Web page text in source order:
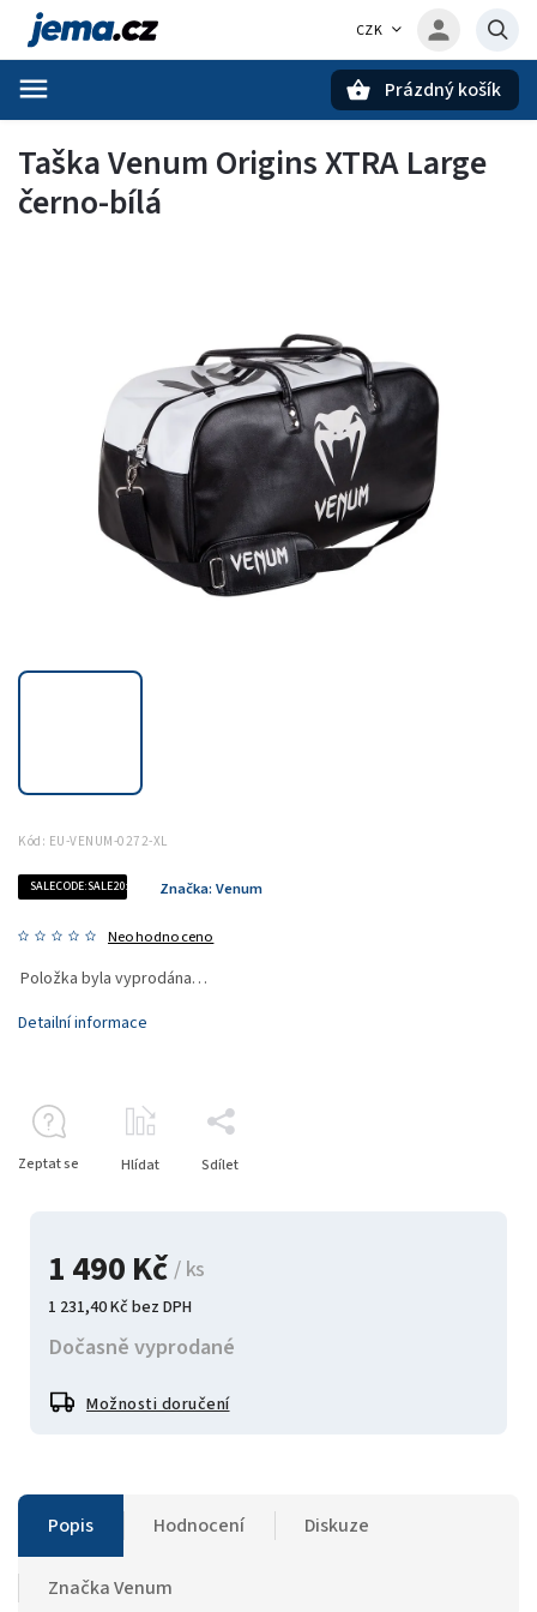
CZK
Prázdný košík
Taška Venum Origins XTRA Large
černo-bílá
Kód: EU-VENUM-0272-XL
SALECODE:SALE20:20:%
Neohodnoceno
Značka: Venum
1 490 Kč/ ks
1 231,40 Kč bez DPH
Dočasně vyprodané
Možnosti doručení
Položka byla vyprodána…
Detailní informace
Zeptat se Hlídat Sdílet
Popis Hodnocení Diskuze
ZnačkaVenum